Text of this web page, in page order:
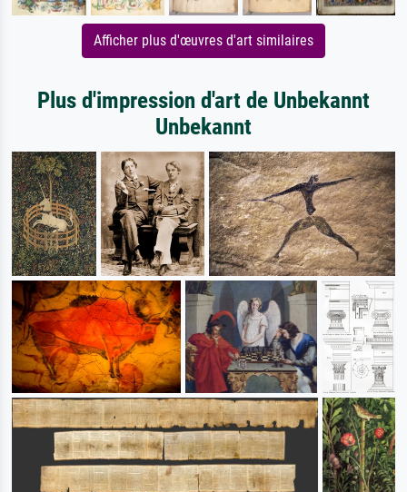
Afficher plus d'œuvres d'art similaires
Plus d'impression d'art de Unbekannt
Unbekannt